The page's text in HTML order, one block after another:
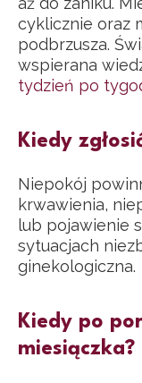
cyklicznie oraz
podbrzusza.
wspierana
tydzień po
Kiedy
Niepokój
krwawienia,
lub pojawienie
sytuacjach
ginekologiczna.
Kiedy po
miesiączka?